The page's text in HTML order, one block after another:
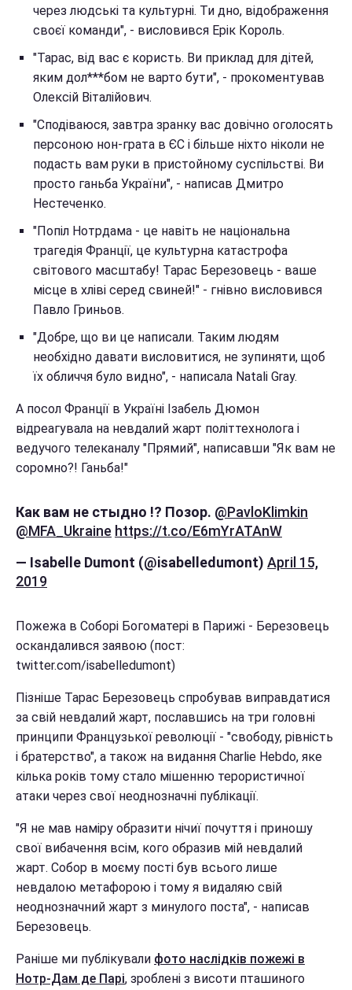
через людські та культурні. Ти дно, відображення
своєї команди", - висловився Ерік Король.
"Тарас, від вас є користь. Ви приклад для дітей,
яким дол***бом не варто бути", - прокоментував
Олексій Віталійович.
"Сподіваюся, завтра зранку вас довічно оголосять
персоною нон-грата в ЄС і більше ніхто ніколи не
подасть вам руки в пристойному суспільстві. Ви
просто ганьба України", - написав Дмитро
Нестеченко.
"Попіл Нотрдама - це навіть не національна
трагедія Франції, це культурна катастрофа
світового масштабу! Тарас Березовець - ваше
місце в хліві серед свиней!" - гнівно висловився
Павло Гриньов.
"Добре, що ви це написали. Таким людям
необхідно давати висловитися, не зупиняти, щоб
їх обличчя було видно", - написала Natali Gray.
А посол Франції в Україні Ізабель Дюмон
відреагувала на невдалий жарт політтехнолога і
ведучого телеканалу "Прямий", написавши "Як вам не
соромно?! Ганьба!"
Как вам не стыдно !? Позор. @PavloKlimkin
@MFA_Ukraine https://t.co/E6mYrATAnW
— Isabelle Dumont (@isabelledumont) April 15,
2019
Пожежа в Соборі Богоматері в Парижі - Березовець
оскандалився заявою (пост:
twitter.com/isabelledumont)
Пізніше Тарас Березовець спробував виправдатися
за свій невдалий жарт, пославшись на три головні
принципи Французької революції - "свободу, рівність
і братерство", а також на видання Charlie Hebdo, яке
кілька років тому стало мішенню терористичної
атаки через свої неоднозначні публікації.
"Я не мав наміру образити нічиї почуття і приношу
свої вибачення всім, кого образив мій невдалий
жарт. Собор в моєму пості був всього лише
невдалою метафорою і тому я видаляю свій
неоднозначний жарт з минулого поста", - написав
Березовець.
Раніше ми публікували фото наслідків пожежі в
Нотр-Дам де Парі, зроблені з висоти пташиного